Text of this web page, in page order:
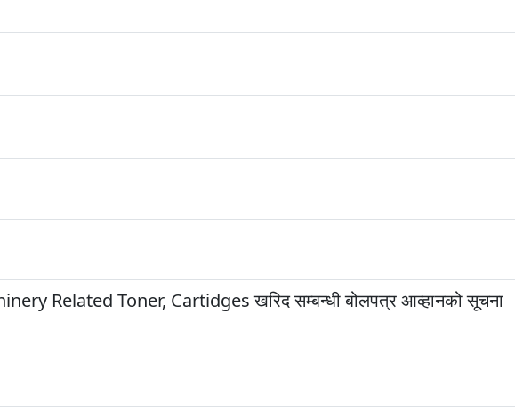
Related Toner, Cartidges खरिद सम्बन्धी बोलपत्र आव्हानको सूचना